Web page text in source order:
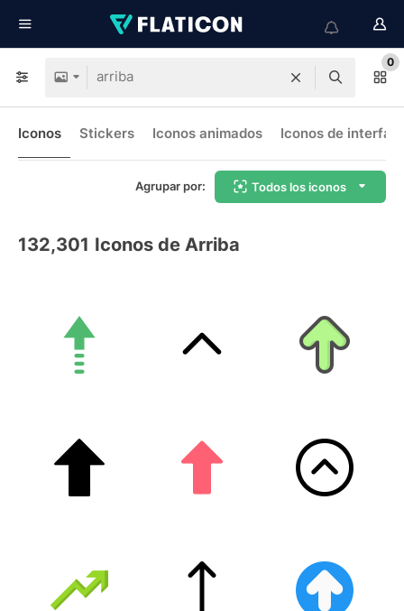
0
Iconos Stickers Iconos animados Iconos de interfaz
Agrupar por: Todos los iconos
132,301 Iconos de Arriba